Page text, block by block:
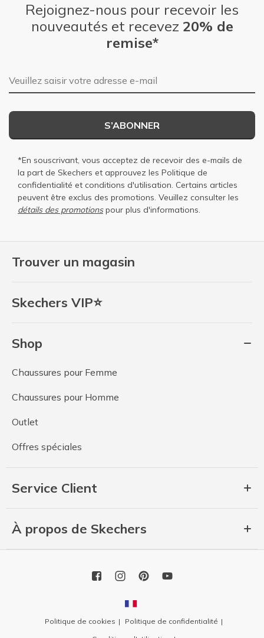
Trouver un magasin
Skechers VIP⭐
Shop
Chaussures pour Femme
Chaussures pour Homme
Outlet
Offres spéciales
Service Client
À propos de Skechers
Rejoignez-nous pour recevoir les
nouveautés et recevez 20% de
remise*
Adresse e-mail
S’ABONNER
*En souscrivant, vous acceptez de recevoir des e-mails de
la part de Skechers et approuvez les Politique de
confidentialité et conditions d'utilisation. Certains articles
peuvent être exclus des promotions. Veuillez consulter les
détails des promotionspour plus d'informations.
Politique de cookies
Politique de confidentialité